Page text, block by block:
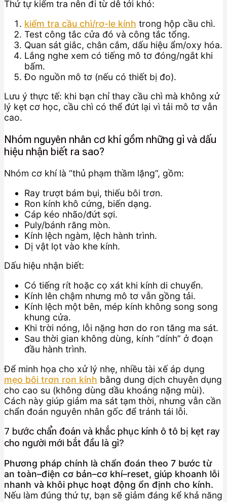
Thứ tự kiểm tra nên đi từ dễ tới khó:
kiểm tra cầu chì/rơ-le kính trong hộp cầu chì.
Test công tắc cửa đó và công tắc tổng.
Quan sát giắc, chân cắm, dấu hiệu ẩm/oxy hóa.
Lắng nghe xem có tiếng mô tơ đóng/ngắt khi
bấm.
Đo nguồn mô tơ (nếu có thiết bị đo).
Lưu ý thực tế: khi bạn chỉ thay cầu chì mà không xử
lý kẹt cơ học, cầu chì có thể đứt lại vì tải mô tơ vẫn
cao.
Nhóm nguyên nhân cơ khí gồm những gì và dấu
hiệu nhận biết ra sao?
Nhóm cơ khí là “thủ phạm thầm lặng”, gồm:
Ray trượt bám bụi, thiếu bôi trơn.
Ron kính khô cứng, biến dạng.
Cáp kéo nhão/đứt sợi.
Puly/bánh răng mòn.
Kính lệch ngàm, lệch hành trình.
Dị vật lọt vào khe kính.
Dấu hiệu nhận biết:
Có tiếng rít hoặc cọ xát khi kính di chuyển.
Kính lên chậm nhưng mô tơ vẫn gồng tải.
Kính lệch một bên, mép kính không song song
khung cửa.
Khi trời nóng, lỗi nặng hơn do ron tăng ma sát.
Sau thời gian không dùng, kính “dính” ở đoạn
đầu hành trình.
Để minh họa cho xử lý nhẹ, nhiều tài xế áp dụng
mẹo bôi trơn ron kính bằng dung dịch chuyên dụng
cho cao su (không dùng dầu khoáng nặng mùi).
Cách này giúp giảm ma sát tạm thời, nhưng vẫn cần
chẩn đoán nguyên nhân gốc để tránh tái lỗi.
7 bước chẩn đoán và khắc phục kính ô tô bị kẹt ray
cho người mới bắt đầu là gì?
Phương pháp chính là chẩn đoán theo 7 bước từ
an toàn–điện cơ bản–cơ khí–reset, giúp khoanh lỗi
nhanh và khôi phục hoạt động ổn định cho kính.
Nếu làm đúng thứ tự, bạn sẽ giảm đáng kể khả năng